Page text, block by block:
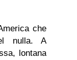
che
nulla. A
lontana